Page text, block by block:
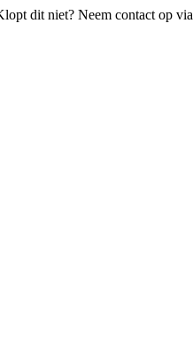
dit niet? Neem contact op via